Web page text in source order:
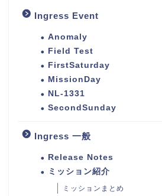
Ingress Event
Anomaly
Field Test
FirstSaturday
MissionDay
NL-1331
SecondSunday
Ingress 一般
Release Notes
ミッション紹介
ミッションまとめ